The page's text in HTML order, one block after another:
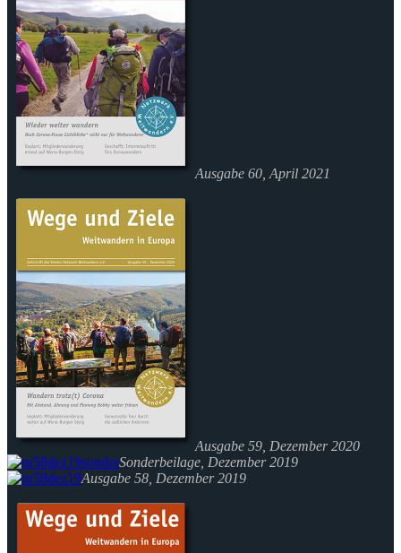
Ausgabe 60, April 2021
Ausgabe 59, Dezember 2020
Sonderbeilage, Dezember 2019
Ausgabe 58, Dezember 2019